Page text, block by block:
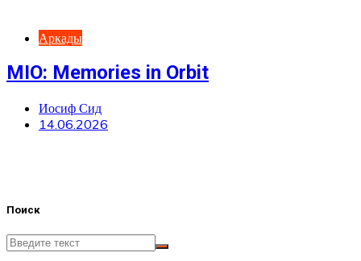
Аркады
MIO: Memories in Orbit
Иосиф Сид
14.06.2026
Поиск